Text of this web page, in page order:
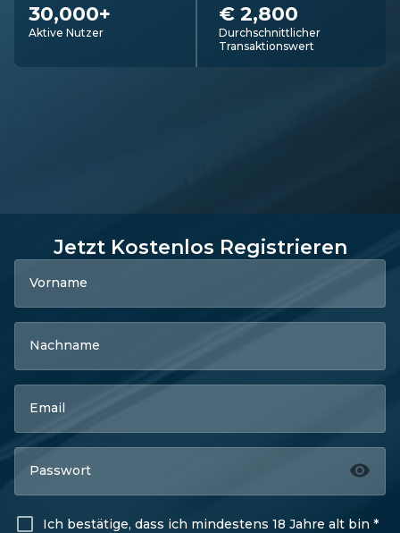
30,000+
Aktive Nutzer
€ 2,800
Durchschnittlicher
Transaktionswert
Jetzt Kostenlos Registrieren
Vorname
Nachname
Email
Passwort
Ich bestätige, dass ich mindestens 18 Jahre alt bin *